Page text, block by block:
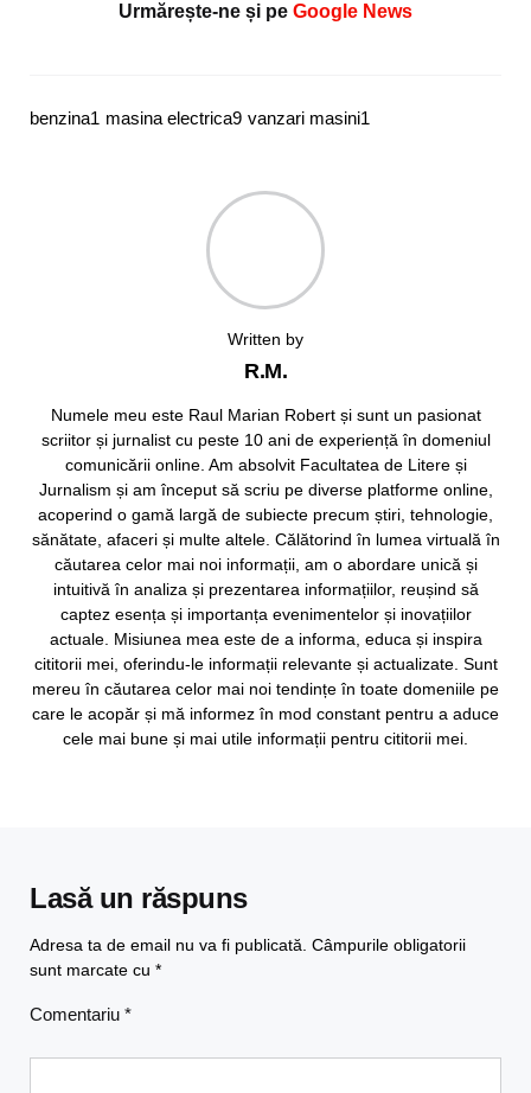
Urmărește-ne și pe Google News
benzina1 masina electrica9 vanzari masini1
Written by
R.M.
Numele meu este Raul Marian Robert și sunt un pasionat
scriitor și jurnalist cu peste 10 ani de experiență în domeniul
comunicării online. Am absolvit Facultatea de Litere și
Jurnalism și am început să scriu pe diverse platforme online,
acoperind o gamă largă de subiecte precum știri, tehnologie,
sănătate, afaceri și multe altele. Călătorind în lumea virtuală în
căutarea celor mai noi informații, am o abordare unică și
intuitivă în analiza și prezentarea informațiilor, reușind să
captez esența și importanța evenimentelor și inovațiilor
actuale. Misiunea mea este de a informa, educa și inspira
cititorii mei, oferindu-le informații relevante și actualizate. Sunt
mereu în căutarea celor mai noi tendințe în toate domeniile pe
care le acopăr și mă informez în mod constant pentru a aduce
cele mai bune și mai utile informații pentru cititorii mei.
Lasă un răspuns
Adresa ta de email nu va fi publicată. Câmpurile obligatorii
sunt marcate cu *
Comentariu *